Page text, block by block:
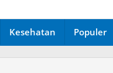
Kesehatan Populer